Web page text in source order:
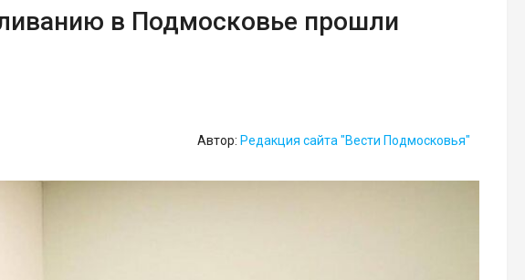
в Подмосковье прошли
Автор: Редакция сайта "Вести Подмосковья"